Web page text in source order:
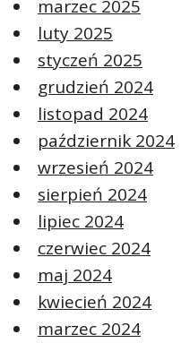
marzec 2025
luty 2025
styczeń 2025
grudzień 2024
listopad 2024
październik 2024
wrzesień 2024
sierpień 2024
lipiec 2024
czerwiec 2024
maj 2024
kwiecień 2024
marzec 2024